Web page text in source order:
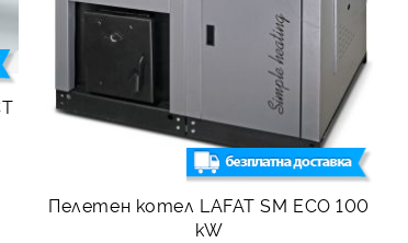
Пелетeн котел LAFAT SM ECO 100
kW